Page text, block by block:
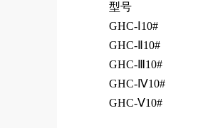
型号
GHC-Ⅰ10#
GHC-Ⅱ10#
GHC-Ⅲ10#
GHC-Ⅳ10#
GHC-Ⅴ10#